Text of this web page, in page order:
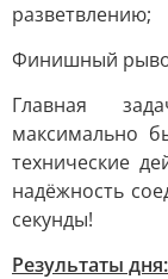
разветвлению;
Финишный
Главная
максимально
технические
надёжность
секунды!
Результаты